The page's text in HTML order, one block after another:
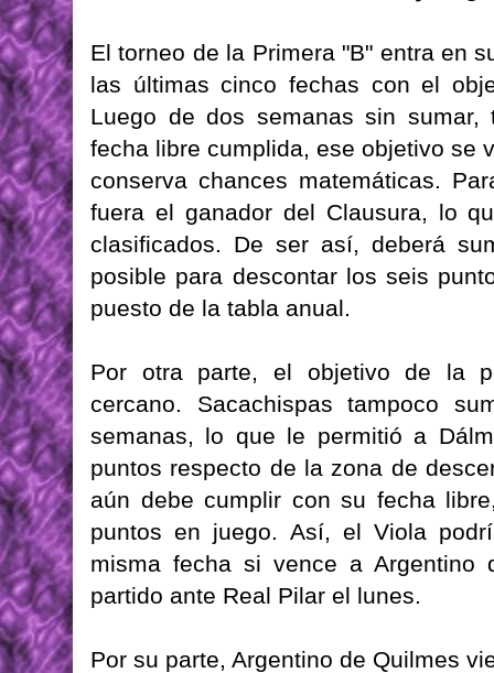
El torneo de la Primera "B" entra en
las últimas cinco fechas con el
Luego de dos semanas sin
fecha libre cumplida, ese objetivo se
conserva chances matemáticas.
fuera el ganador del Clausura, lo
clasificados. De ser así, deberá
posible para descontar los seis
puesto de la tabla anual.
Por otra parte, el objetivo de la
cercano. Sacachispas tampoco
semanas, lo que le permitió a
puntos respecto de la zona de
aún debe cumplir con su fecha
puntos en juego. Así, el Viola
misma fecha si vence a
partido ante Real Pilar el lunes.
Por su parte, Argentino de Quilmes